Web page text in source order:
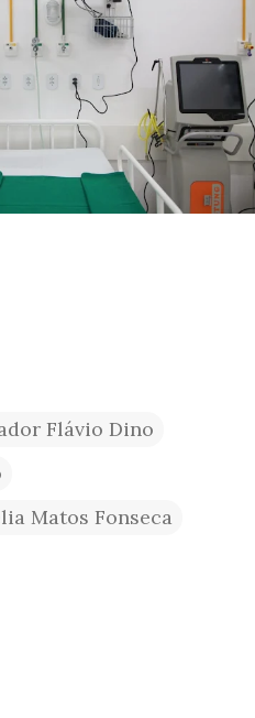
Flávio Dino
Matos Fonseca